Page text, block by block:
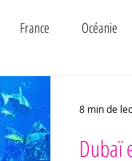
France Océanie
Dubaï
8 min de